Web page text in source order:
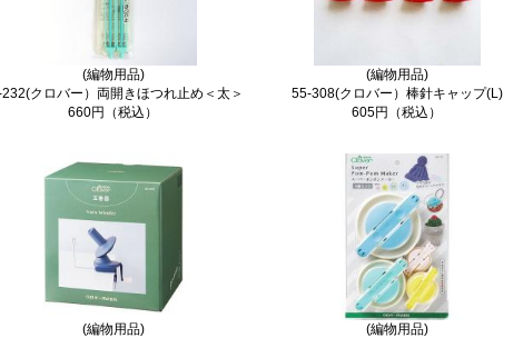
(編物用品)
クロバー）両開きほつれ止め＜太＞
660円（税込）
(編物用品)
55-308(クロバー）棒針キャップ(L)
605円（税込）
(編物用品)
(編物用品)